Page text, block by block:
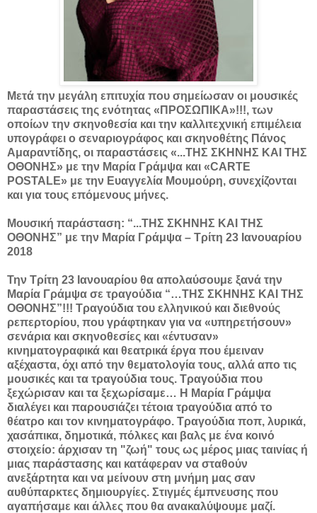
Μετά την μεγάλη επιτυχία που σημείωσαν οι μουσικές
παραστάσεις της ενότητας «ΠΡΟΣΩΠΙΚΑ»!!!, των
οποίων την σκηνοθεσία και την καλλιτεχνική επιμέλεια
υπογράφει ο σεναριογράφος και σκηνοθέτης Πάνος
Αμαραντίδης, οι παραστάσεις «...ΤΗΣ ΣΚΗΝΗΣ ΚΑΙ ΤΗΣ
ΟΘΟΝΗΣ» με την Μαρία Γράμψα και «CARTE
POSTALE» με την Ευαγγελία Μουμούρη, συνεχίζονται
και για τους επόμενους μήνες.
Μουσική παράσταση: “...ΤΗΣ ΣΚΗΝΗΣ ΚΑΙ ΤΗΣ
ΟΘΟΝΗΣ” με την Μαρία Γράμψα – Τρίτη 23 Ιανουαρίου
2018
Την Τρίτη 23 Ιανουαρίου θα απολαύσουμε ξανά την
Μαρία Γράμψα σε τραγούδια “…ΤΗΣ ΣΚΗΝΗΣ ΚΑΙ ΤΗΣ
ΟΘΟΝΗΣ”!!! Τραγούδια του ελληνικού και διεθνούς
ρεπερτορίου, που γράφτηκαν για να «υπηρετήσουν»
σενάρια και σκηνοθεσίες και «έντυσαν»
κινηματογραφικά και θεατρικά έργα που έμειναν
αξέχαστα, όχι από την θεματολογία τους, αλλά απο τις
μουσικές και τα τραγούδια τους. Τραγούδια που
ξεχώρισαν και τα ξεχωρίσαμε… Η Μαρία Γράμψα
διαλέγει και παρουσιάζει τέτοια τραγούδια από το
θέατρο και τον κινηματογράφο. Τραγούδια ποπ, λυρικά,
χασάπικα, δημοτικά, πόλκες και βαλς με ένα κοινό
στοιχείο: άρχισαν τη "ζωή" τους ως μέρος μιας ταινίας ή
μιας παράστασης και κατάφεραν να σταθούν
ανεξάρτητα και να μείνουν στη μνήμη μας σαν
αυθύπαρκτες δημιουργίες. Στιγμές έμπνευσης που
αγαπήσαμε και άλλες που θα ανακαλύψουμε μαζί.